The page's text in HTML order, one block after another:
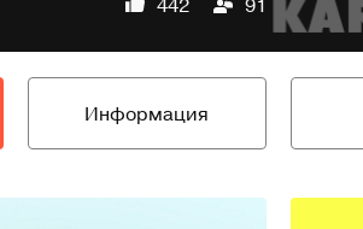
Информация